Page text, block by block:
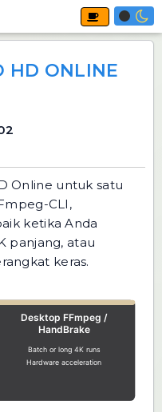
HD ONLINE
Online untuk satu
CLI,
ketika Anda
panjang, atau
keras.